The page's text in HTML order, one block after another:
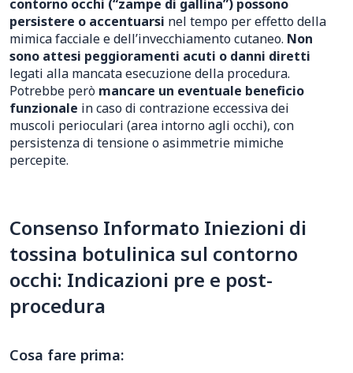
contorno occhi (“zampe di gallina”) possono
persistere o accentuarsi nel tempo per effetto della
mimica facciale e dell’invecchiamento cutaneo. Non
sono attesi peggioramenti acuti o danni diretti
legati alla mancata esecuzione della procedura.
Potrebbe però mancare un eventuale beneficio
funzionale in caso di contrazione eccessiva dei
muscoli perioculari (area intorno agli occhi), con
persistenza di tensione o asimmetrie mimiche
percepite.
Consenso Informato Iniezioni di
tossina botulinica sul contorno
occhi: Indicazioni pre e post-
procedura
Cosa fare prima: